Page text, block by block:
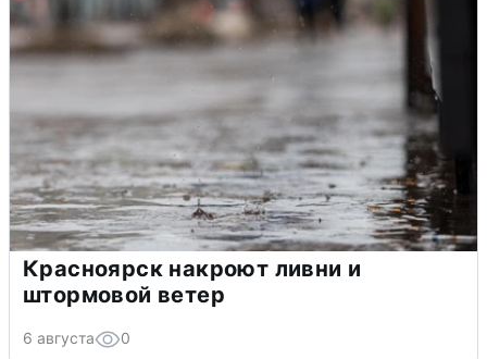
Красноярск накроют ливни и
штормовой ветер
6 августа 0